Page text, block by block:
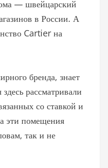
— швейцарский
в России. А
Cartier на
бренда, знает
рассматривали
со ставкой и
эти помещения
так и не